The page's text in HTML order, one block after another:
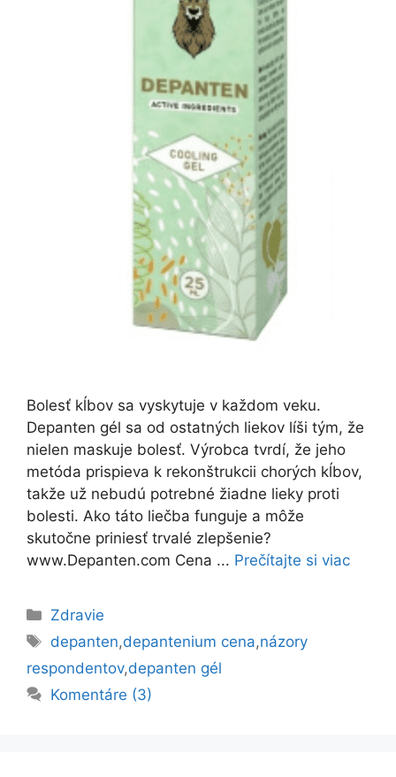
Bolesť kĺbov sa vyskytuje v každom veku.
Depanten gél sa od ostatných liekov líši tým, že
nielen maskuje bolesť. Výrobca tvrdí, že jeho
metóda prispieva k rekonštrukcii chorých kĺbov,
takže už nebudú potrebné žiadne lieky proti
bolesti. Ako táto liečba funguje a môže
skutočne priniesť trvalé zlepšenie?
www.Depanten.com Cena ... Prečítajte si viac
Kategórie
Zdravie
Značky
depanten,depantenium cena,názory
respondentov,depanten gél
Komentáre (3)